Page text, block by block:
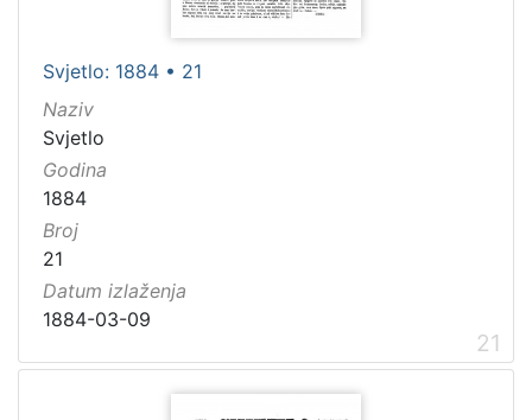
Svjetlo: 1884 • 21
Naziv
Svjetlo
Godina
1884
Broj
21
Datum izlaženja
1884-03-09
21